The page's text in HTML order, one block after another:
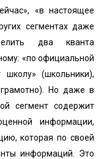
«в настоящее
сегментах даже
два кванта
«по официальной
школу» (школьники),
Но даже в
сегмент содержит
информации,
которая по своей
информаций. Это